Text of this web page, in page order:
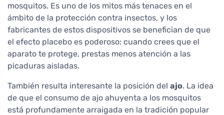
mosquitos. Es uno de los mitos más tenaces en el
ámbito de la protección contra insectos, y los
fabricantes de estos dispositivos se benefician de que
el efecto placebo es poderoso: cuando crees que el
aparato te protege, prestas menos atención a las
picaduras aisladas.
También resulta interesante la posición del ajo. La idea
de que el consumo de ajo ahuyenta a los mosquitos
está profundamente arraigada en la tradición popular